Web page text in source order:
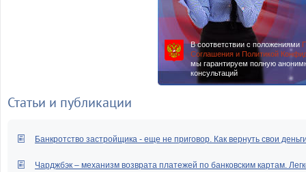
В соответствии с положениями
Соглашения и Политикой
мы гарантируем полную
консультаций
Статьи и публикации
Банкротство застройщика - еще не приговор. Как вернуть свои
Чарджбэк – механизм возврата платежей по банковским картам.